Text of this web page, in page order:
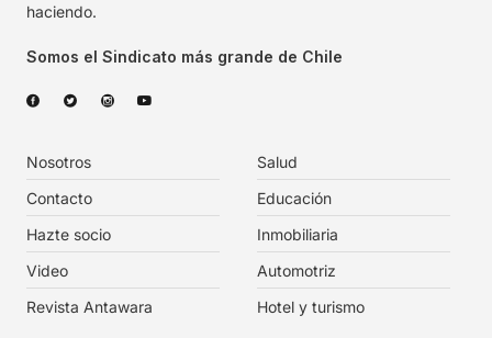
haciendo.
Somos el Sindicato más grande de Chile
Nosotros
Contacto
Hazte socio
Video
Revista Antawara
Salud
Educación
Inmobiliaria
Automotriz
Hotel y turismo